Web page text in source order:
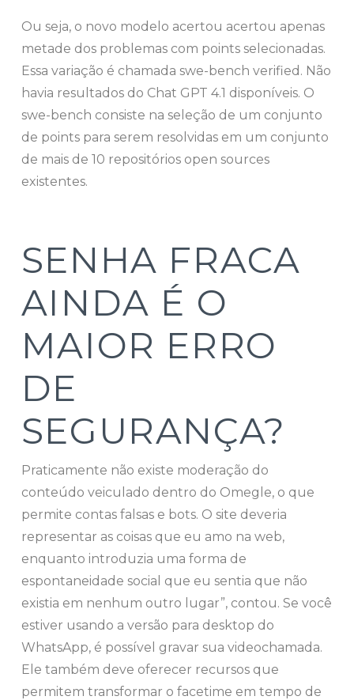
Ou seja, o novo modelo acertou acertou apenas
metade dos problemas com points selecionadas.
Essa variação é chamada swe-bench verified. Não
havia resultados do Chat GPT 4.1 disponíveis. O
swe-bench consiste na seleção de um conjunto
de points para serem resolvidas em um conjunto
de mais de 10 repositórios open sources
existentes.
SENHA FRACA
AINDA É O
MAIOR ERRO
DE
SEGURANÇA?
Praticamente não existe moderação do
conteúdo veiculado dentro do Omegle, o que
permite contas falsas e bots. O site deveria
representar as coisas que eu amo na web,
enquanto introduzia uma forma de
espontaneidade social que eu sentia que não
existia em nenhum outro lugar”, contou. Se você
estiver usando a versão para desktop do
WhatsApp, é possível gravar sua videochamada.
Ele também deve oferecer recursos que
permitem transformar o facetime em tempo de